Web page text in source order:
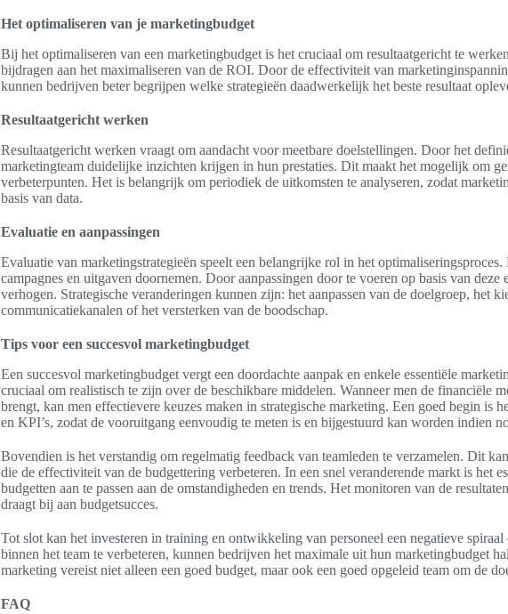
Het optimaliseren van je marketingbudget
Bij het optimaliseren van een marketingbudget is het cruciaal om resultaatgericht te
bijdragen aan het maximaliseren van de ROI. Door de effectiviteit van
kunnen bedrijven beter begrijpen welke strategieën daadwerkelijk het beste resultaat
Resultaatgericht werken
Resultaatgericht werken vraagt om aandacht voor meetbare doelstellingen. Door het
marketingteam duidelijke inzichten krijgen in hun prestaties. Dit maakt het mogelijk om
verbeterpunten. Het is belangrijk om periodiek de uitkomsten te analyseren, zodat
basis van data.
Evaluatie en aanpassingen
Evaluatie van marketingstrategieën speelt een belangrijke rol in het
campagnes en uitgaven doornemen. Door aanpassingen door te voeren op basis van
verhogen. Strategische veranderingen kunnen zijn: het aanpassen van de doelgroep, het
communicatiekanalen of het versterken van de boodschap.
Tips voor een succesvol marketingbudget
Een succesvol marketingbudget vergt een doordachte aanpak en enkele essentiële
cruciaal om realistisch te zijn over de beschikbare middelen. Wanneer men de financiële
brengt, kan men effectievere keuzes maken in strategische marketing. Een goed begin is
en KPI’s, zodat de vooruitgang eenvoudig te meten is en bijgestuurd kan worden indien
Bovendien is het verstandig om regelmatig feedback van teamleden te verzamelen. Dit
die de effectiviteit van de budgettering verbeteren. In een snel veranderende markt is het
budgetten aan te passen aan de omstandigheden en trends. Het monitoren van de
draagt bij aan budgetsucces.
Tot slot kan het investeren in training en ontwikkeling van personeel een negatieve
binnen het team te verbeteren, kunnen bedrijven het maximale uit hun marketingbudget
marketing vereist niet alleen een goed budget, maar ook een goed opgeleid team om de
FAQ